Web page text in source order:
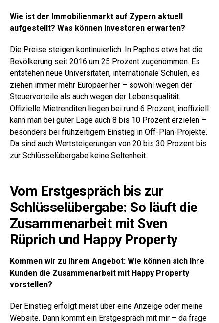
Wie ist der Immobilienmarkt auf Zypern aktuell
aufgestellt? Was können Investoren erwarten?
Die Preise steigen kontinuierlich. In Paphos etwa hat die
Bevölkerung seit 2016 um 25 Prozent zugenommen. Es
entstehen neue Universitäten, internationale Schulen, es
ziehen immer mehr Europäer her – sowohl wegen der
Steuervorteile als auch wegen der Lebensqualität.
Offizielle Mietrenditen liegen bei rund 6 Prozent, inoffiziell
kann man bei guter Lage auch 8 bis 10 Prozent erzielen –
besonders bei frühzeitigem Einstieg in Off-Plan-Projekte.
Da sind auch Wertsteigerungen von 20 bis 30 Prozent bis
zur Schlüsselübergabe keine Seltenheit.
Vom Erstgespräch bis zur
Schlüsselübergabe: So läuft die
Zusammenarbeit mit Sven
Rüprich und Happy Property
Kommen wir zu Ihrem Angebot: Wie können sich Ihre
Kunden die Zusammenarbeit mit Happy Property
vorstellen?
Der Einstieg erfolgt meist über eine Anzeige oder meine
Website. Dann kommt ein Erstgespräch mit mir – da frage